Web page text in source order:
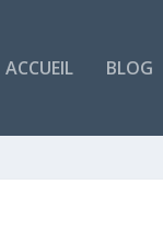
ACCUEIL BLOG